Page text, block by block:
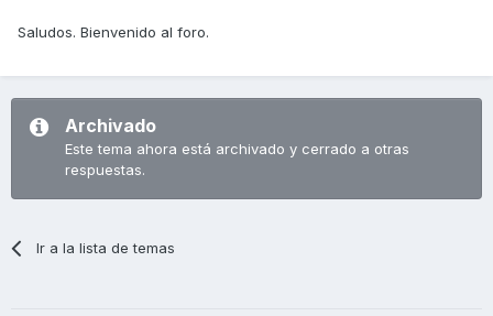
Saludos. Bienvenido al foro.
Archivado
Este tema ahora está archivado y cerrado a otras
respuestas.
Ir a la lista de temas